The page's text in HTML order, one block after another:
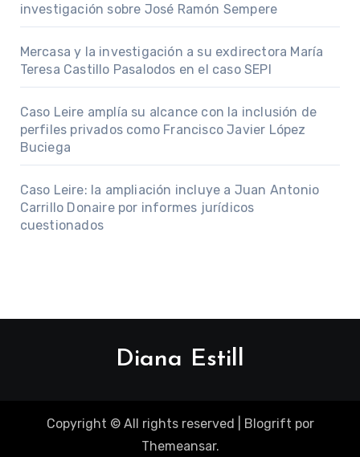
investigación sobre José Ramón Sempere
Mercasa y la investigación a su exdirectora María
Teresa Castillo Pasalodos en el caso SEPI
Caso Leire amplía su alcance con la inclusión de
perfiles privados como Francisco Javier López
Buciega
Caso Leire: la ampliación incluye a Juan Antonio
Carrillo Donaire por informes jurídicos
cuestionados
Diana Estill
Copyright © All rights reserved Blogrift por
Themeansar.